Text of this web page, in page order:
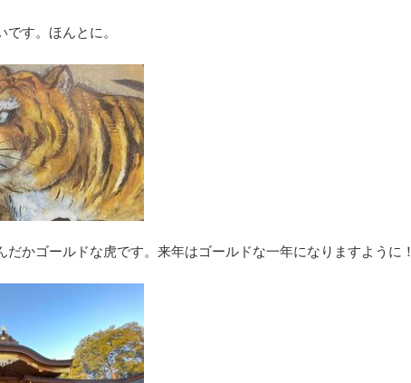
す。ほんとに。
だかゴールドな虎です。来年はゴールドな一年になりますように！